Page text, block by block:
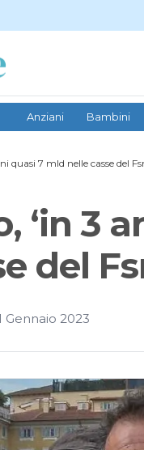
Anziani Bambini
quasi 7 mld nelle casse del
‘in 3
del
Gennaio 2023